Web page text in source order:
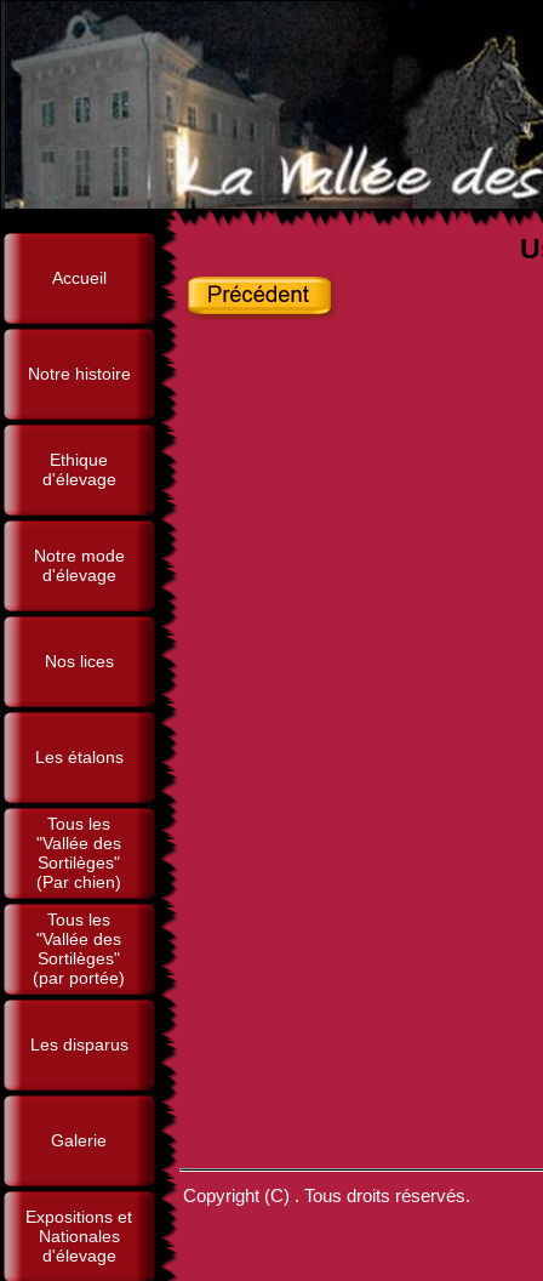
Accueil
Notre histoire
Ethique
d'élevage
Notre mode
d'élevage
Nos lices
Les étalons
Tous les
"Vallée des
Sortilèges"
(Par chien)
Tous les
"Vallée des
Sortilèges"
(par portée)
Les disparus
Galerie
Expositions et
Nationales
d'élevage
Copyright (C) . Tous droits réservés.